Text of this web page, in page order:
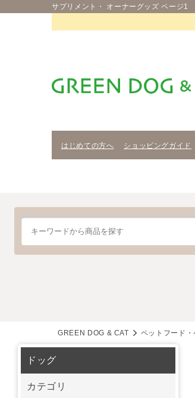
サプリメント・ オーナーグッズ ページ1
はじめての方へ ショッピングガイド
GREEN DOG & CAT ペットフード・
ドッグ
カテゴリ